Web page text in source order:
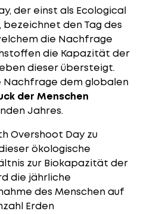
der einst als Ecological
den Tag des
die Nachfrage
die Kapazität der
dieser übersteigt.
dem globalen
der Menschen
Jahres.
Overshoot Day zu
ökologische
zur Biokapazität der
die jährliche
des Menschen auf
Erden